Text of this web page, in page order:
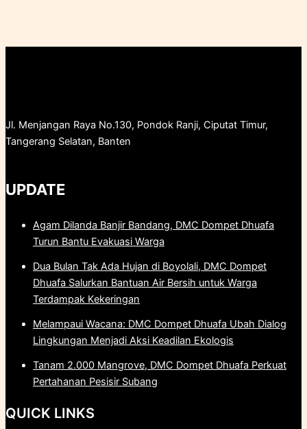
Jl. Menjangan Raya No.130, Pondok Ranji, Ciputat Timur,
Tangerang Selatan, Banten
UPDATE
Agam Dilanda Banjir Bandang, DMC Dompet Dhuafa
Turun Bantu Evakuasi Warga
Dua Bulan Tak Ada Hujan di Boyolali, DMC Dompet
Dhuafa Salurkan Bantuan Air Bersih untuk Warga
Terdampak Kekeringan
Melampaui Wacana: DMC Dompet Dhuafa Ubah Dialog
Lingkungan Menjadi Aksi Keadilan Ekologis
Tanam 2.000 Mangrove, DMC Dompet Dhuafa Perkuat
Pertahanan Pesisir Subang
QUICK LINKS